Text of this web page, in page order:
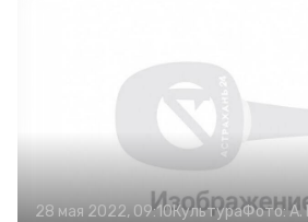
28 мая 2022, 09:10КультураФото:А.